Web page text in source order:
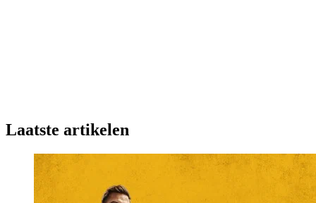
Laatste artikelen